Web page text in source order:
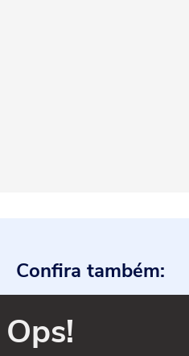
Confira também:
Ops!